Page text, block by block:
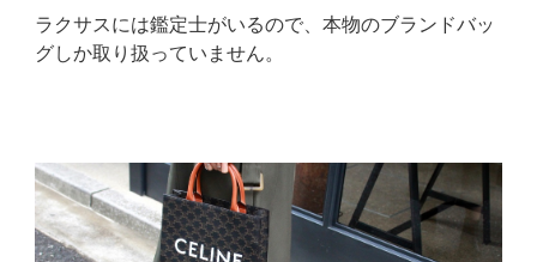
ラクサスには鑑定士がいるので、本物のブランドバッ
グしか取り扱っていません。